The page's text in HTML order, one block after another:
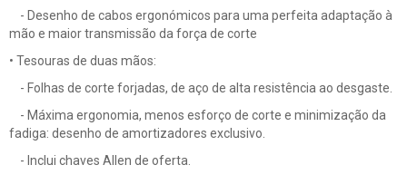
- Desenho de cabos ergonómicos para uma perfeita adaptação à
mão e maior transmissão da força de corte
• Tesouras de duas mãos:
- Folhas de corte forjadas, de aço de alta resistência ao desgaste.
- Máxima ergonomia, menos esforço de corte e minimização da
fadiga: desenho de amortizadores exclusivo.
- Inclui chaves Allen de oferta.